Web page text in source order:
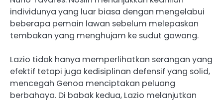
individunya yang luar biasa dengan mengelabui
beberapa pemain lawan sebelum melepaskan
tembakan yang menghujam ke sudut gawang.
Lazio tidak hanya memperlihatkan serangan yang
efektif tetapi juga kedisiplinan defensif yang solid,
mencegah Genoa menciptakan peluang
berbahaya. Di babak kedua, Lazio melanjutkan